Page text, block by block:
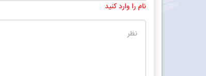
نام را وارد کنید